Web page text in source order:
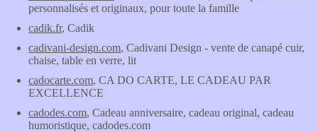
personnalisés et originaux, pour toute la famille
cadik.fr, Cadik
cadivani-design.com, Cadivani Design - vente de canapé cuir,
chaise, table en verre, lit
cadocarte.com, CA DO CARTE, LE CADEAU PAR
EXCELLENCE
cadodes.com, Cadeau anniversaire, cadeau original, cadeau
humoristique, cadodes.com